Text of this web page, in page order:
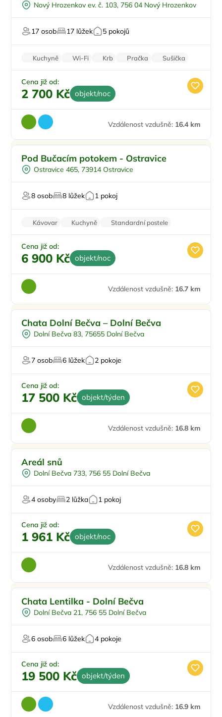
Sauna
Na horách
Nový Hrozenkov ev. č. 103, 756 04 Nový Hrozenkov
17 osob 17 lůžek 5 pokojů
Kuchyně Wi-Fi Krb Pračka Sušička
Cena již od:
2 700 Kč objekt/noc
Vzdálenost vzdušně: 16.4 km
Venkovní gril
Sauna
Pod Bučacím potokem - Ostravice
Ostravice 465, 73914 Ostravice
8 osob 8 lůžek 1 pokoj
Kávovar Kuchyně
Standardní postele
Wi-Fi
Krb
Cena již od:
6 900 Kč objekt/noc
Vzdálenost vzdušně: 16.7 km
Chata Dolní Bečva – Dolní Bečva
Dolní Bečva 83, 75655 Dolní Bečva
7 osob 6 lůžek 2 pokoje
Cena již od:
17 500 Kč objekt/týden
Vzdálenost vzdušně: 16.8 km
Areál snů
Dolní Bečva 733, 756 55 Dolní Bečva
4 osoby 2 lůžka 1 pokoj
Cena již od:
1 961 Kč objekt/noc
Vzdálenost vzdušně: 16.8 km
Chata Lentilka - Dolní Bečva
Dolní Bečva 21, 756 55 Dolní Bečva
6 osob 6 lůžek 4 pokoje
Cena již od:
19 500 Kč objekt/týden
Vzdálenost vzdušně: 16.9 km